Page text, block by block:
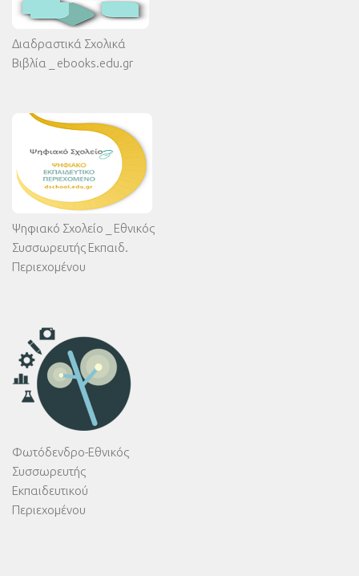
Διαδραστικά Σχολικά
Βιβλία _ ebooks.edu.gr
Ψηφιακό Σχολείο _ Εθνικός
Συσσωρευτής Εκπαιδ.
Περιεχομένου
Φωτόδενδρο-Εθνικός
Συσσωρευτής
Εκπαιδευτικού
Περιεχομένου